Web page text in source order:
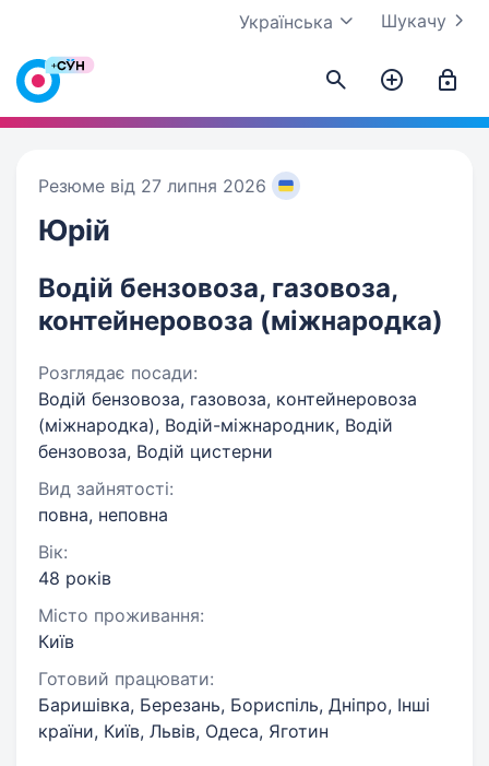
Шукачу
Українська
Резюме від 27 липня 2026
Юрій
Водій бензовоза, газовоза,
контейнеровоза (міжнародка)
Розглядає посади:
Водій бензовоза, газовоза, контейнеровоза
(міжнародка), Водій-міжнародник, Водій
бензовоза, Водій цистерни
Вид зайнятості:
повна, неповна
Вік:
48 років
Місто проживання:
Київ
Готовий працювати:
Баришівка, Березань, Бориспіль, Дніпро, Інші
країни, Київ, Львів, Одеса, Яготин